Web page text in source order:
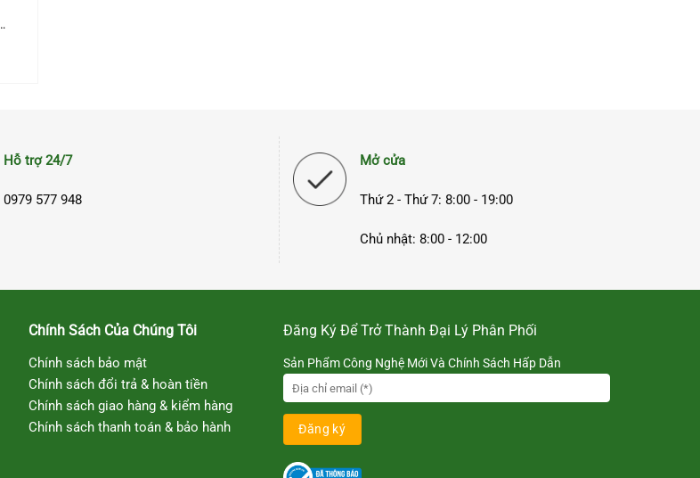
Hỗ trợ 24/7
0979 577 948
Mở cửa
Thứ 2 - Thứ 7: 8:00 - 19:00
Chủ nhật: 8:00 - 12:00
Chính Sách Của Chúng Tôi
Chính sách bảo mật
Chính sách đổi trả & hoàn tiền
Chính sách giao hàng & kiểm hàng
Chính sách thanh toán & bảo hành
Đăng Ký Để Trở Thành Đại Lý Phân Phối
Sản Phẩm Công Nghệ Mới Và Chính Sách Hấp Dẫn